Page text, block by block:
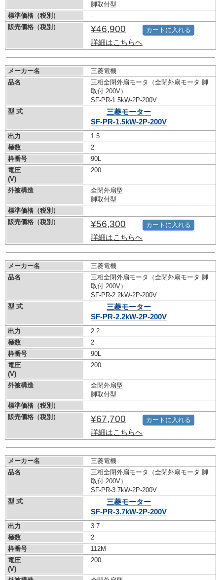
脚取付型
標準価格（税別）
-
販売価格（税別）
¥46,900
詳細はこちらへ
カートに入れる
メーカー名
三菱電機
品名
三相全閉外扇モータ（全閉外扇モータ 脚
取付 200V）
SF-PR-1.5kW-2P-200V
型 式
三菱モーター
SF-PR-1.5kW-2P-200V
出力
1.5
極数
2
枠番号
90L
電圧
(V)
200
外被構造
全閉外扇型
脚取付型
標準価格（税別）
-
販売価格（税別）
¥56,300
詳細はこちらへ
カートに入れる
メーカー名
三菱電機
品名
三相全閉外扇モータ（全閉外扇モータ 脚
取付 200V）
SF-PR-2.2kW-2P-200V
型 式
三菱モーター
SF-PR-2.2kW-2P-200V
出力
2.2
極数
2
枠番号
90L
電圧
(V)
200
外被構造
全閉外扇型
脚取付型
標準価格（税別）
-
販売価格（税別）
¥67,700
詳細はこちらへ
カートに入れる
メーカー名
三菱電機
品名
三相全閉外扇モータ（全閉外扇モータ 脚
取付 200V）
SF-PR-3.7kW-2P-200V
型 式
三菱モーター
SF-PR-3.7kW-2P-200V
出力
3.7
極数
2
枠番号
112M
電圧
(V)
200